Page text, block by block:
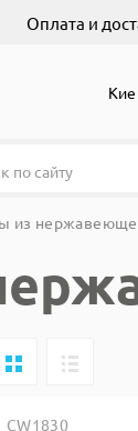
Оплата и
из
CW1830